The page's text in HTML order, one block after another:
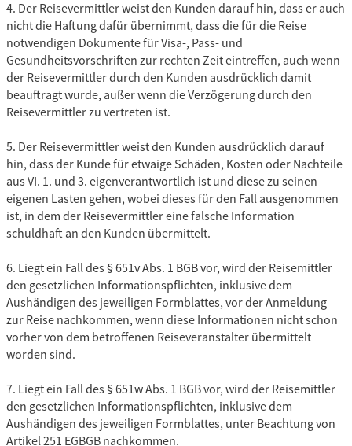
4. Der Reisevermittler weist den Kunden darauf hin, dass er auch
nicht die Haftung dafür übernimmt, dass die für die Reise
notwendigen Dokumente für Visa-, Pass- und
Gesundheitsvorschriften zur rechten Zeit eintreffen, auch wenn
der Reisevermittler durch den Kunden ausdrücklich damit
beauftragt wurde, außer wenn die Verzögerung durch den
Reisevermittler zu vertreten ist.
5. Der Reisevermittler weist den Kunden ausdrücklich darauf
hin, dass der Kunde für etwaige Schäden, Kosten oder Nachteile
aus VI. 1. und 3. eigenverantwortlich ist und diese zu seinen
eigenen Lasten gehen, wobei dieses für den Fall ausgenommen
ist, in dem der Reisevermittler eine falsche Information
schuldhaft an den Kunden übermittelt.
6. Liegt ein Fall des § 651v Abs. 1 BGB vor, wird der Reisemittler
den gesetzlichen Informationspflichten, inklusive dem
Aushändigen des jeweiligen Formblattes, vor der Anmeldung
zur Reise nachkommen, wenn diese Informationen nicht schon
vorher von dem betroffenen Reiseveranstalter übermittelt
worden sind.
7. Liegt ein Fall des § 651w Abs. 1 BGB vor, wird der Reisemittler
den gesetzlichen Informationspflichten, inklusive dem
Aushändigen des jeweiligen Formblattes, unter Beachtung von
Artikel 251 EGBGB nachkommen.